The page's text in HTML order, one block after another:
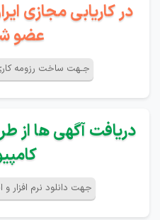
در کاریابی مجازی
عضو
جـهت ساخت رزومه
دریافت آگهی ها از
جهت دانلود نرم افزار و